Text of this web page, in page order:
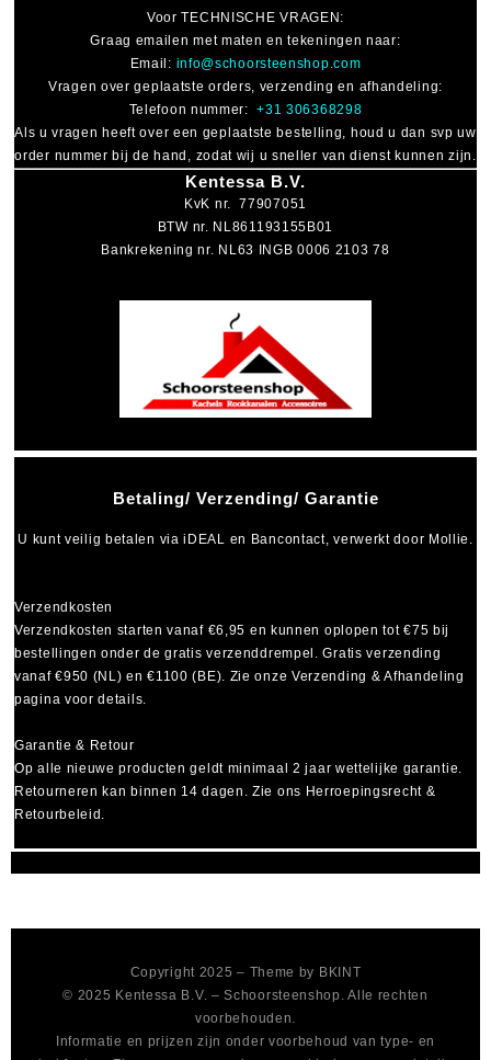
Betaling/ Verzending/ Garantie
U kunt veilig betalen viaiDEAL en Bancontact, verwerkt door Mollie.
Verzendkosten
Verzendkosten starten vanaf €6,95 en kunnen oplopen tot€75 bij
bestellingen onder de gratis verzenddrempel. Gratis verzending
vanaf €950 (NL) en €1100 (BE). Zie onze Verzending & Afhandeling
pagina voor details.
Garantie & Retour
Op alle nieuwe producten geldt minimaal2 jaar wettelijke garantie
Retourneren kan binnen 14 dagen. Zie ons Herroepingsrecht &
Retourbeleid.
VoorTECHNISCHE VRAGEN :
Graag emailen met maten en tekeningen naar:
Email: info@schoorsteenshop.com
Vragen over geplaatste orders, verzending en afhandeling:
Telefoon nummer:+31 306368298
Als u vragen heeft over een geplaatste bestelling, houd u dan svp uw
order nummer bij de hand, zodat wij u sneller van dienst kunnen zijn.
Kentessa B.V.
KvK nr. 77907051
BTW nr. NL861193155B01
Bankrekening nr. NL63 INGB 0006 2103 78
Copyright 2025 – Theme by BKINT
© 2025 Kentessa B.V. – Schoorsteenshop. Alle rechten
voorbehouden.
Informatie en prijzen zijn onder voorbehoud van type- en